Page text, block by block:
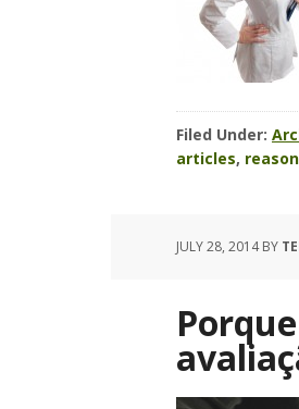
Filed Under:
articles,
JULY 28, 2014BY